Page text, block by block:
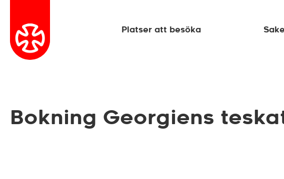
Platser att besöka
Bokning Georgiens